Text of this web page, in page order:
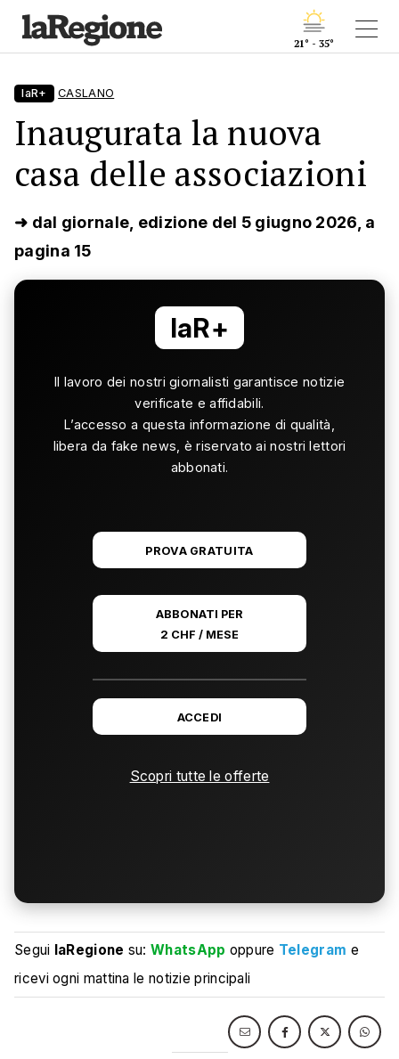
21° - 35°
laR+ CASLANO
Inaugurata la nuova
casa delle associazioni
➜ dal giornale, edizione del 5 giugno 2026, a
pagina 15
laR+
Il lavoro dei nostri giornalisti garantisce notizie
verificate e affidabili.
L’accesso a questa informazione di qualità,
libera da fake news, è riservato ai nostri lettori
abbonati.
PROVA GRATUITA
ABBONATI PER
2 CHF / MESE
ACCEDI
Scopri tutte le offerte
Segui laRegione su:WhatsApp oppure Telegram e
ricevi ogni mattina le notizie principali